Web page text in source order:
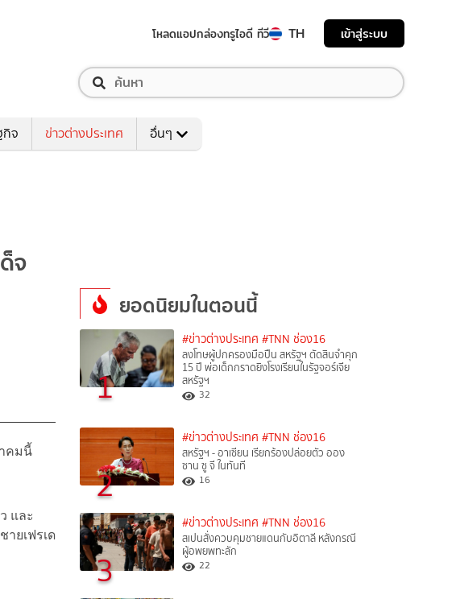
โหลดแอปกล่องทรูไอดี ทีวี TH เข้าสู่ระบบ
กิจ ข่าวต่างประเทศ อื่นๆ
จ
คมนี้
และ
ยเฟรเด
ยอดนิยมในตอนนี้
1
#ข่าวต่างประเทศ #TNN ช่อง16
ลงโทษผู้ปกครองมือปืน สหรัฐฯ ตัดสินจำคุก
15 ปี พ่อเด็กกราดยิงโรงเรียนในรัฐจอร์เจีย
สหรัฐฯ
32
2
#ข่าวต่างประเทศ #TNN ช่อง16
สหรัฐฯ - อาเซียน เรียกร้องปล่อยตัว ออง
ซาน ซู จี ในทันที
16
3
#ข่าวต่างประเทศ #TNN ช่อง16
สเปนสั่งควบคุมชายแดนกับอิตาลี หลังกรณี
ผู้อพยพทะลัก
22